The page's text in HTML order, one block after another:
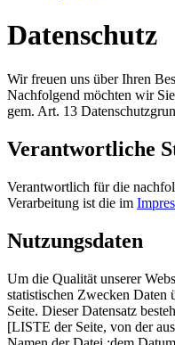
Datenschutz
Wir freuen uns über Ihren
Nachfolgend möchten wir
gem. Art. 13
Verantwortliche
Verantwortlich für die
Verarbeitung ist die im
Nutzungsdaten
Um die Qualität unserer
statistischen Zwecken Daten
Seite. Dieser Datensatz
[LISTE der Seite, von der